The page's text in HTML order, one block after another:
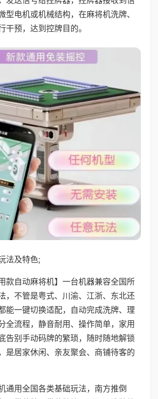
型电机或机械结构，在麻将机洗牌、
干预，达到控牌目的。
法及特色;
款自动麻将机】一台机器兼容全国所
，不管是粤式、川渝、江浙、东北还
能一键切换适配，自动完成洗牌、理
全流程，静音耐用、操作简单，家用
告别手动码牌的繁琐，随时随地解锁
是居家休闲、亲友聚会、商铺待客的
通用全国各类基础玩法，南方推倒